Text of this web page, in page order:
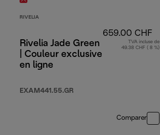
RIVELIA
Rivelia Jade Green
| Couleur exclusive
en ligne
EXAM441.55.GR
659.00 CHF
TVA incluse de
49.38 CHF ( 8 %)
Comparer